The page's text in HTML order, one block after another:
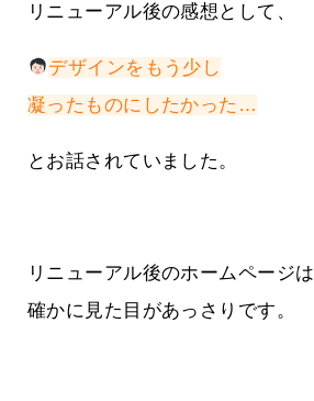
リニューアル後の感想として、
デザインをもう少し
凝ったものにしたかった…
とお話されていました。
リニューアル後のホームページは
確かに見た目があっさりです。